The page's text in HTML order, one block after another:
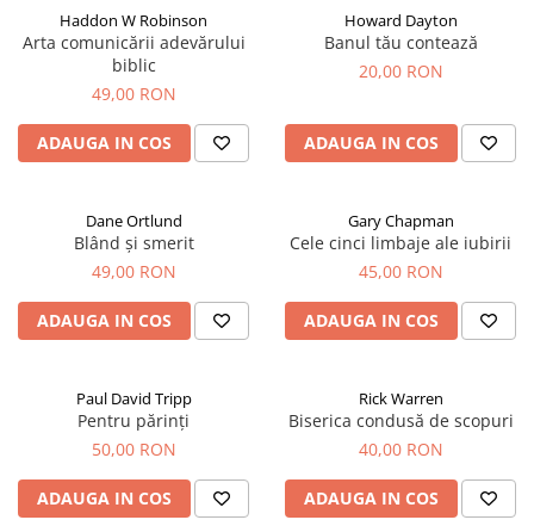
Haddon W Robinson
Arta comunicării adevărului
biblic
49,00 RON
ADAUGA IN COS
Howard Dayton
Banul tău contează
20,00 RON
ADAUGA IN COS
Dane Ortlund
Blând și smerit
49,00 RON
ADAUGA IN COS
Gary Chapman
Cele cinci limbaje ale iubirii
45,00 RON
ADAUGA IN COS
Paul David Tripp
Pentru părinți
50,00 RON
ADAUGA IN COS
Rick Warren
Biserica condusă de scopuri
40,00 RON
ADAUGA IN COS